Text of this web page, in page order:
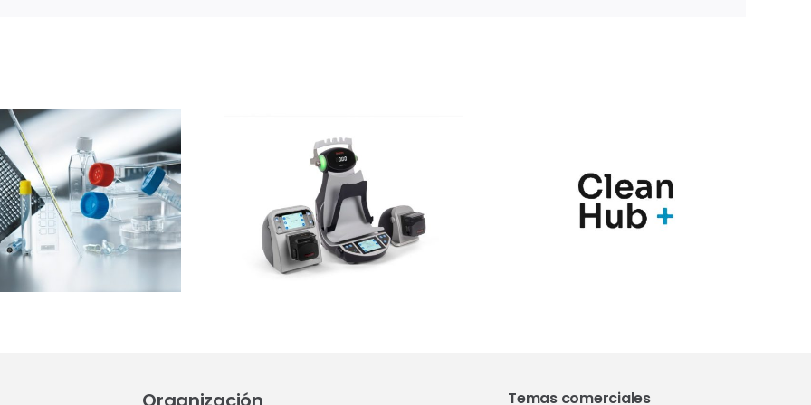
Thermo Fisher
Scientific
presentará el
sistema Thermo
Scientific™
InstaFlux™ en
Farmaforum
CleanHub+
exponen una
estrategia de
barreras
sucesivas para el
control de
Farmaforum las
novedades de sus
soluciones
Temas comerciales